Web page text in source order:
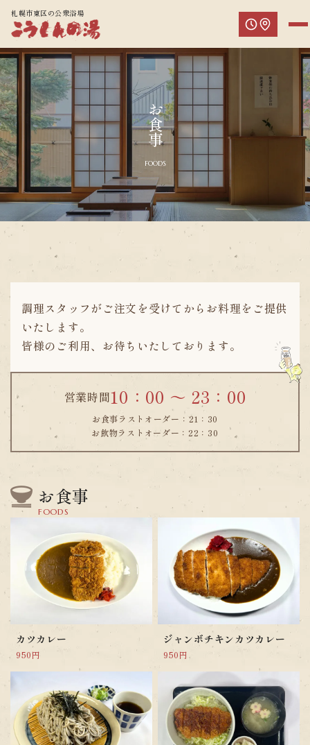
札幌市東区の公衆浴場
お食事
FOODS
調理スタッフがご注文を受けてからお料理をご提供
いたします。
皆様のご利用、お待ちいたしております。
営業時間10：00 ～ 23：00
お食事ラストオーダー：21：30
お飲物ラストオーダー：22：30
お食事
FOODS
カツカレー
950円
ジャンボチキンカツカレー
950円